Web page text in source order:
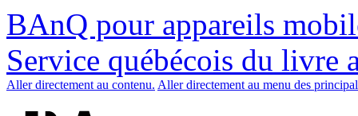
BAnQ pour appareils
Service québécois du livre
Aller directement au contenu. Aller directement au menu des